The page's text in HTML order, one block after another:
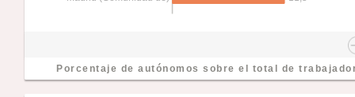
Porcentaje de autónomos sobre el total de